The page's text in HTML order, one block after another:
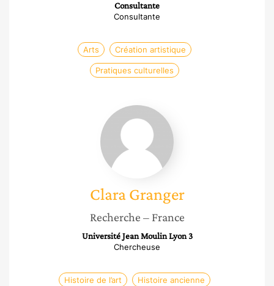
Consultante
Consultante
Arts Création artistique
Pratiques culturelles
Clara
Granger
Clara Granger
Recherche – France
Université Jean Moulin Lyon 3
Chercheuse
Histoire de l’art Histoire ancienne